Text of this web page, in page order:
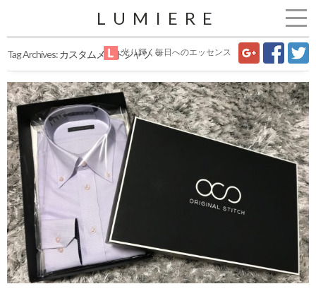
LUMIERE
光り輝く毎日へのエッセンス
Tag Archives:カスタムメイドシャツ